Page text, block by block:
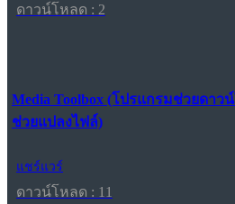
ดาวน์โหลด : 2
Media Toolbox (โปรแกรมช่วยดาว
ช่วยแปลงไฟล์)
แชร์แวร์
ดาวน์โหลด : 11